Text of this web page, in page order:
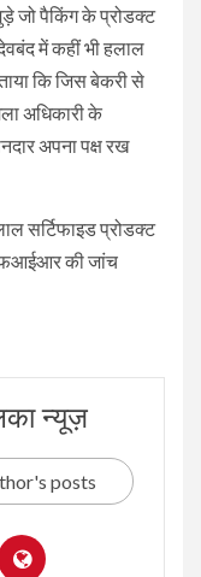
जो पैकिंग के प्रोडक्ट
में कहीं भी हलाल
कि जिस बेकरी से
अधिकारी के
अपना पक्ष रख
सर्टिफाइड प्रोडक्ट
की जांच
न्यूज़
posts